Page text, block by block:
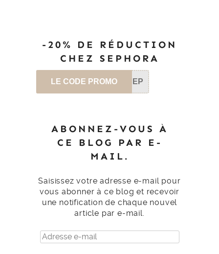
-20% DE RÉDUCTION
CHEZ SEPHORA
LE CODE PROMO SEP
ABONNEZ-VOUS À
CE BLOG PAR E-
MAIL.
Saisissez votre adresse e-mail pour
vous abonner à ce blog et recevoir
une notification de chaque nouvel
article par e-mail.
Adresse
e-